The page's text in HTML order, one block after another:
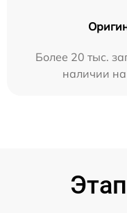
Более 20 тыс.
наличии